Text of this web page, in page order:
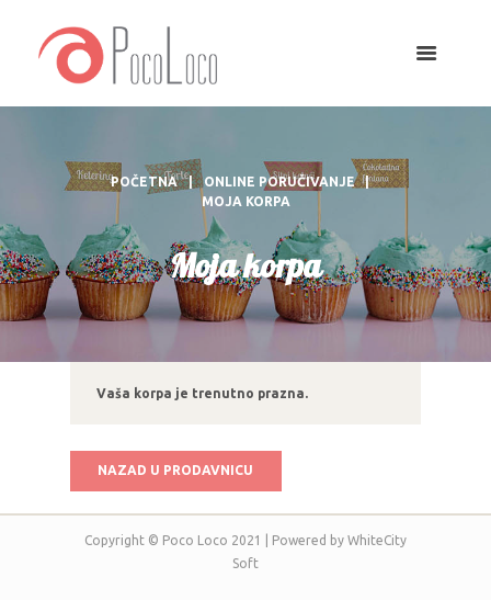
Moja korpa
POČETNA
ONLINE PORUČIVANJE
MOJA KORPA
Vaša korpa je trenutno prazna.
NAZAD U PRODAVNICU
Copyright © Poco Loco 2021 | Powered by WhiteCity
Soft